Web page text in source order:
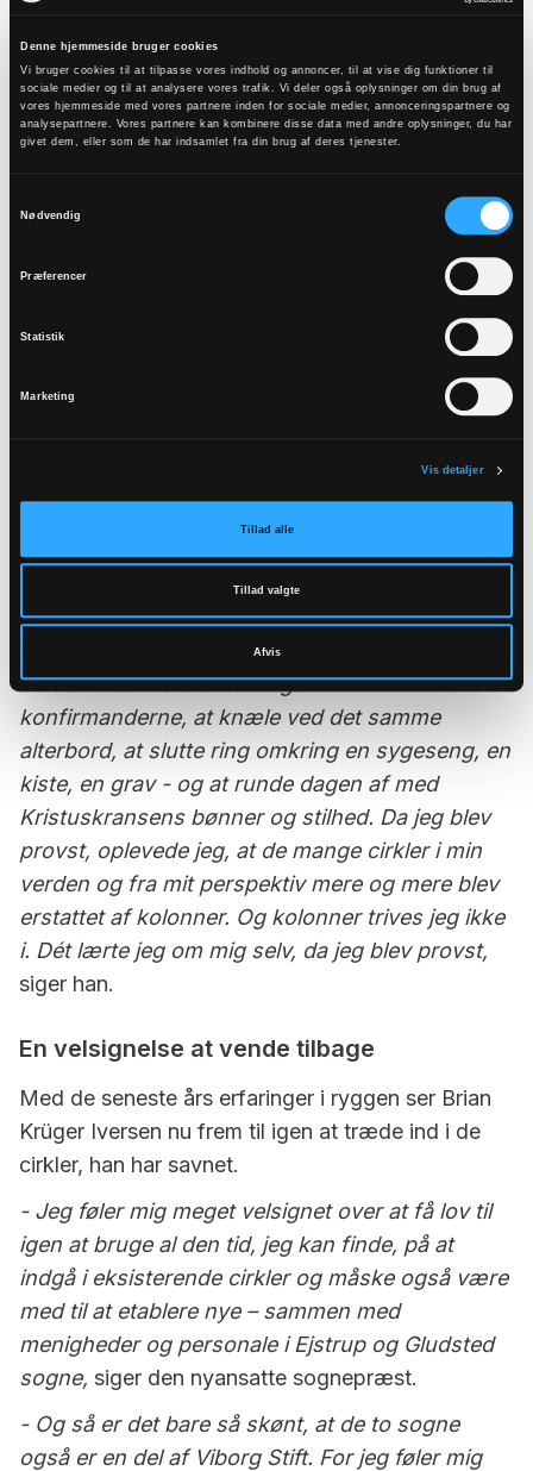
Denne hjemmeside bruger cookies
Vi bruger cookies til at tilpasse vores indhold og annoncer, til at vise dig funktioner til
sociale medier og til at analysere vores trafik. Vi deler også oplysninger om din brug af
vores hjemmeside med vores partnere inden for sociale medier, annonceringspartnere og
analysepartnere. Vores partnere kan kombinere disse data med andre oplysninger, du har
givet dem, eller som de har indsamlet fra din brug af deres tjenester.
Nødvendig
Præferencer
Statistik
Marketing
Vis detaljer
Tillad alle
Tillad valgte
Afvis
sognepræst skyldes ikke, at Brian Krüger Iversen
er blevet bedt om at forlade sit arbejde som
provst. Derimod har han selv erfaret, at hans
energi skulle lægges et andet sted.
Jeg savnede i den grad at være præst og at
være tættere på menigheden med alt fra
konfirmander til plejehjemsgudstjenester og et
siger den
Krüger Iversen rig mulighed for at tage del
står aktive menigheder klar til at byde ham
velkommen – et velkommen tilbage til det, der
driver ham i hans arbejde.
- Jeg har altid befundet mig bedst i cirkler - og
cirkler er der mange af i en præsts hverdag: at
mødes omkring døbefonten, at slutte ring om
bibelens centrale beretninger sammen med
konfirmanderne, at knæle ved det samme
alterbord, at slutte ring omkring en sygeseng, en
kiste, en grav - og at runde dagen af med
Kristuskransens bønner og stilhed. Da jeg blev
provst, oplevede jeg, at de mange cirkler i min
verden og fra mit perspektiv mere og mere blev
erstattet af kolonner. Og kolonner trives jeg ikke
i. Dét lærte jeg om mig selv, da jeg blev provst,
siger han.
En velsignelse at vende tilbage
Med de seneste års erfaringer i ryggen ser Brian
Krüger Iversen nu frem til igen at træde ind i de
cirkler, han har savnet.
- Jeg føler mig meget velsignet over at få lov til
igen at bruge al den tid, jeg kan finde, på at
indgå i eksisterende cirkler og måske også være
med til at etablere nye – sammen med
menigheder og personale i Ejstrup og Gludsted
sogne, siger den nyansatte sognepræst.
- Og så er det bare så skønt, at de to sogne
også er en del af Viborg Stift. For jeg føler mig